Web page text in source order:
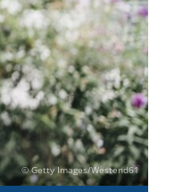
© Getty Images/Westend61